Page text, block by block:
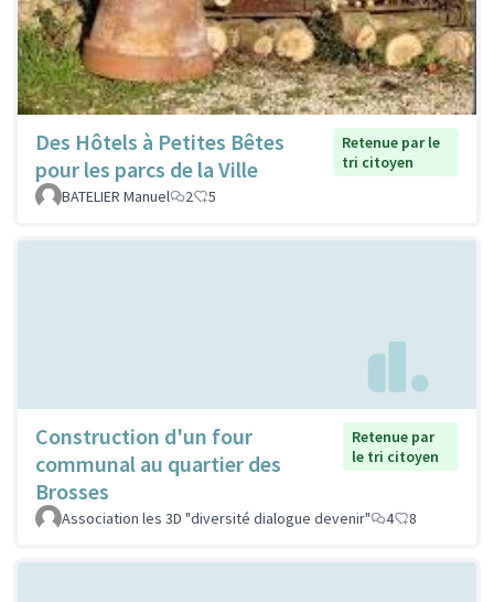
Des Hôtels à Petites Bêtes
pour les parcs de la Ville
Retenue par le
tri citoyen
BATELIER Manuel
2 5
Construction d'un four
communal au quartier des
Brosses
Retenue par
le tri citoyen
Association les 3D "diversité dialogue devenir" 4 8